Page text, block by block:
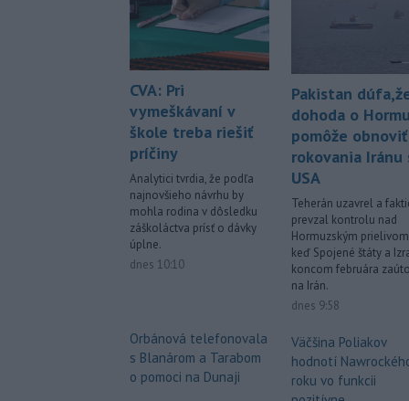
CVA: Pri
vymeškávaní v
škole treba riešiť
príčiny
Analytici tvrdia, že podľa
najnovšieho návrhu by
mohla rodina v dôsledku
záškoláctva prísť o dávky
úplne.
dnes 10:10
Orbánová telefonovala
s Blanárom a Tarabom
o pomoci na Dunaji
Pakistan
dohoda o
pomôže obnoviť
rokovania Iránu
USA
Teherán uzavrel a
prevzal kontrolu nad
Hormuzským
keď Spojené štáty a
koncom februára
na Irán.
dnes 9:58
Väčšina Poliakov
hodnotí
roku vo funkcii